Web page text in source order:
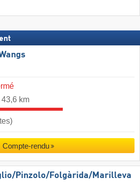
km
Compte-rendu
​Pinzolo/​Folgàrida/​Marilleva